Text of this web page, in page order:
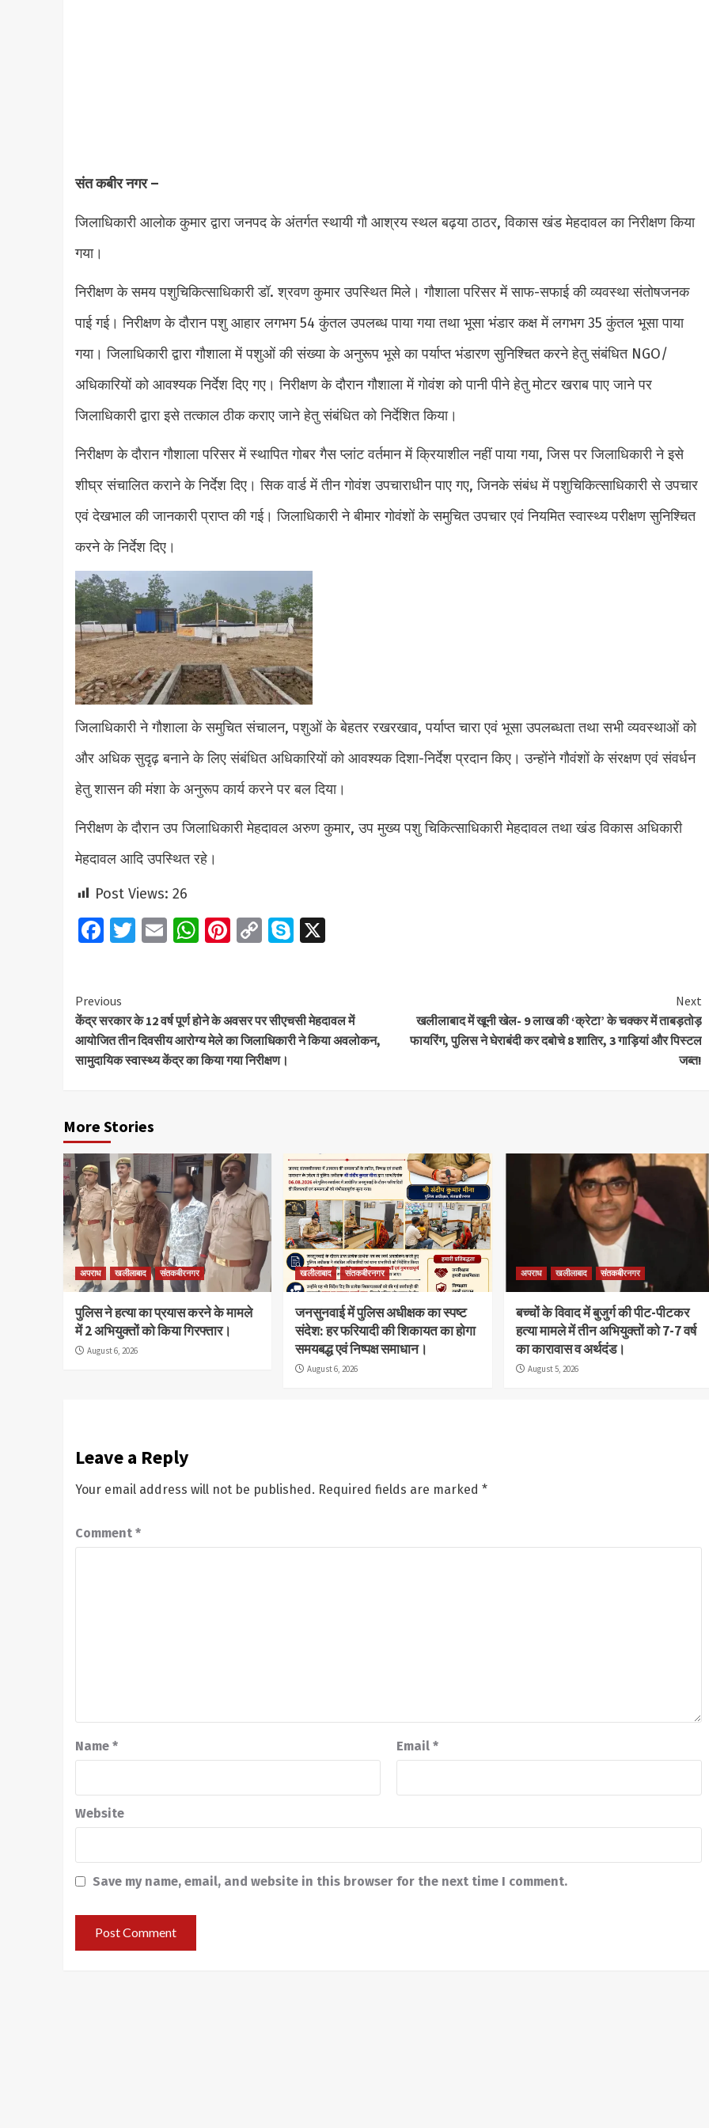
संत कबीर नगर –
जिलाधिकारी आलोक कुमार द्वारा जनपद के अंतर्गत स्थायी गौ आश्रय स्थल बढ़या ठाठर, विकास खंड मेहदावल का निरीक्षण किया
गया।
निरीक्षण के समय पशुचिकित्साधिकारी डॉ. श्रवण कुमार उपस्थित मिले। गौशाला परिसर में साफ-सफाई की व्यवस्था संतोषजनक
पाई गई। निरीक्षण के दौरान पशु आहार लगभग 54 कुंतल उपलब्ध पाया गया तथा भूसा भंडार कक्ष में लगभग 35 कुंतल भूसा पाया
गया। जिलाधिकारी द्वारा गौशाला में पशुओं की संख्या के अनुरूप भूसे का पर्याप्त भंडारण सुनिश्चित करने हेतु संबंधित NGO/
अधिकारियों को आवश्यक निर्देश दिए गए। निरीक्षण के दौरान गौशाला में गोवंश को पानी पीने हेतु मोटर खराब पाए जाने पर
जिलाधिकारी द्वारा इसे तत्काल ठीक कराए जाने हेतु संबंधित को निर्देशित किया।
निरीक्षण के दौरान गौशाला परिसर में स्थापित गोबर गैस प्लांट वर्तमान में क्रियाशील नहीं पाया गया, जिस पर जिलाधिकारी ने इसे
शीघ्र संचालित कराने के निर्देश दिए। सिक वार्ड में तीन गोवंश उपचाराधीन पाए गए, जिनके संबंध में पशुचिकित्साधिकारी से उपचार
एवं देखभाल की जानकारी प्राप्त की गई। जिलाधिकारी ने बीमार गोवंशों के समुचित उपचार एवं नियमित स्वास्थ्य परीक्षण सुनिश्चित
करने के निर्देश दिए।
जिलाधिकारी ने गौशाला के समुचित संचालन, पशुओं के बेहतर रखरखाव, पर्याप्त चारा एवं भूसा उपलब्धता तथा सभी व्यवस्थाओं को
और अधिक सुदृढ़ बनाने के लिए संबंधित अधिकारियों को आवश्यक दिशा-निर्देश प्रदान किए। उन्होंने गौवंशों के संरक्षण एवं संवर्धन
हेतु शासन की मंशा के अनुरूप कार्य करने पर बल दिया।
निरीक्षण के दौरान उप जिलाधिकारी मेहदावल अरुण कुमार, उप मुख्य पशु चिकित्साधिकारी मेहदावल तथा खंड विकास अधिकारी
मेहदावल आदि उपस्थित रहे।
Post Views: 26
Facebook
Twitter
EmailWhatsApp
Pinterest
CopySkype
X
Continue
Reading
Previous
केंद्र सरकार के 12 वर्ष पूर्ण होने के अवसर पर सीएचसी मेहदावल में
आयोजित तीन दिवसीय आरोग्य मेले का जिलाधिकारी ने किया अवलोकन,
सामुदायिक स्वास्थ्य केंद्र का किया गया निरीक्षण।
Next
खलीलाबाद में खूनी खेल- 9 लाख की ‘क्रेटा’ के चक्कर में ताबड़तोड़
फायरिंग, पुलिस ने घेराबंदी कर दबोचे 8 शातिर, 3 गाड़ियां और पिस्टल
जब्त!
More Stories
अपराध खलीलाबाद संतकबीरनगर
पुलिस ने हत्या का प्रयास करने के मामले
में 2 अभियुक्तों को किया गिरफ्तार।
August 6, 2026
खलीलाबाद संतकबीरनगर
जनसुनवाई में पुलिस अधीक्षक का स्पष्ट
संदेश: हर फरियादी की शिकायत का होगा
समयबद्ध एवं निष्पक्ष समाधान।
August 6, 2026
अपराध खलीलाबाद संतकबीरनगर
बच्चों के विवाद में बुजुर्ग की पीट-पीटकर
हत्या मामले में तीन अभियुक्तों को 7-7 वर्ष
का कारावास व अर्थदंड।
August 5, 2026
Leave a Reply
Your email address will not be published. Required fields are marked *
Comment *
Name * Email *
Website
Save my name, email, and website in this browser for the next time I comment.